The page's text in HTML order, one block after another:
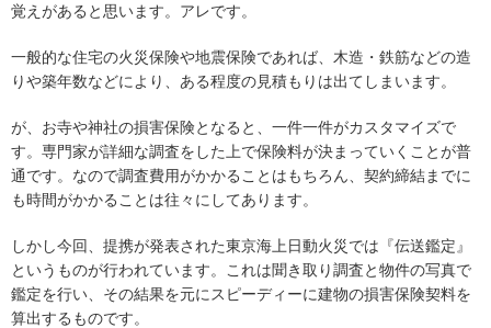
覚えがあると思います。アレです。
一般的な住宅の火災保険や地震保険であれば、木造・鉄筋などの造
りや築年数などにより、ある程度の見積もりは出てしまいます。
が、お寺や神社の損害保険となると、一件一件がカスタマイズで
す。専門家が詳細な調査をした上で保険料が決まっていくことが普
通です。なので調査費用がかかることはもちろん、契約締結までに
も時間がかかることは往々にしてあります。
しかし今回、提携が発表された東京海上日動火災では『伝送鑑定』
というものが行われています。これは聞き取り調査と物件の写真で
鑑定を行い、その結果を元にスピーディーに建物の損害保険契料を
算出するものです。